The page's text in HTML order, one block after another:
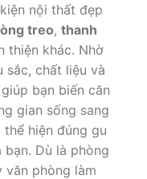
nội thất đẹp
treo, thanh
thiện khác. Nhờ
sắc, chất liệu và
bạn biến căn
gian sống sang
hiện đúng gu
Dù là phòng
văn phòng làm